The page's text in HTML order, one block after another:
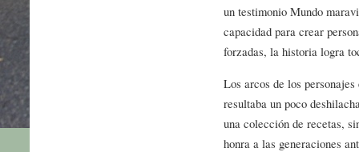
un testimonio Mundo
capacidad para crear
forzadas, la historia logra
Los arcos de los
resultaba un poco
una colección de recetas,
honra a las generaciones